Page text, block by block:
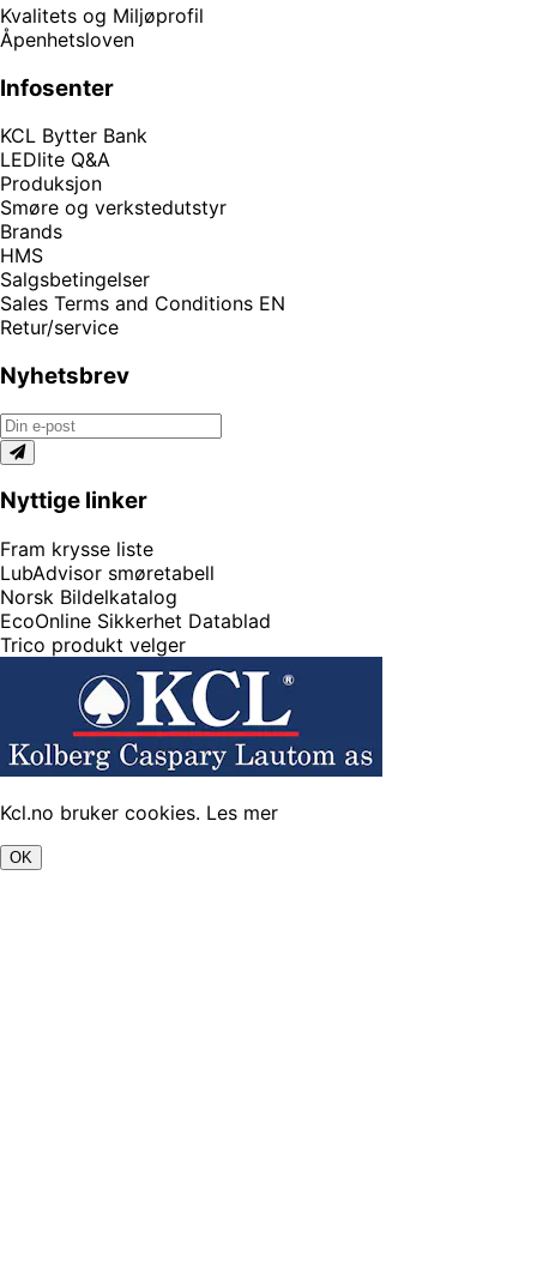
Kvalitets og Miljøprofil
Åpenhetsloven
Infosenter
KCL Bytter Bank
LEDlite Q&A
Produksjon
Smøre og verkstedutstyr
Brands
HMS
Salgsbetingelser
Sales Terms and Conditions EN
Retur/service
Nyhetsbrev
Nyttige linker
Fram krysse liste
LubAdvisor smøretabell
Norsk Bildelkatalog
EcoOnline Sikkerhet Datablad
Trico produkt velger
Kcl.no bruker cookies. Les mer
OK